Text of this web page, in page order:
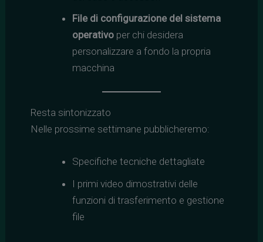
File di configurazione del sistema
operativoper chi desidera
personalizzare a fondo la propria
macchina
Resta sintonizzato
Nelle prossime settimane pubblicheremo:
Specifiche tecniche dettagliate
I primi video dimostrativi delle
funzioni di trasferimento e gestione
file